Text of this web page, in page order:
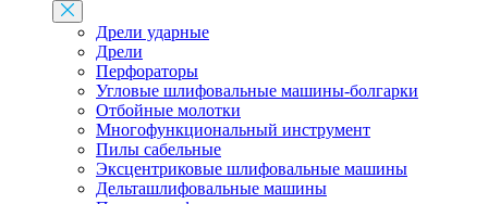
Дрели ударные
Дрели
Перфораторы
Угловые шлифовальные машины-болгарки
Отбойные молотки
Многофункциональный инструмент
Пилы сабельные
Эксцентриковые шлифовальные машины
Дельташлифовальные машины